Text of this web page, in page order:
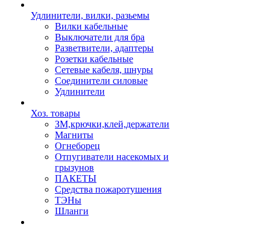
Удлинители, вилки, разьемы
Вилки кабельные
Выключатели для бра
Разветвители, адаптеры
Розетки кабельные
Сетевые кабеля, шнуры
Соединители силовые
Удлинители
Хоз. товары
ЗМ,крючки,клей,держатели
Магниты
Огнеборец
Отпугиватели насекомых и
грызунов
ПАКЕТЫ
Средства пожаротушения
ТЭНы
Шланги